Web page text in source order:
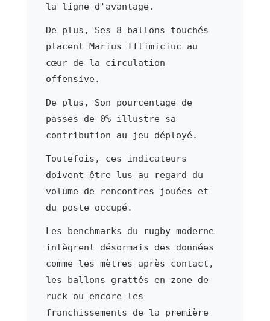
la ligne d'avantage.
De plus, Ses 8 ballons touchés
placent Marius Iftimiciuc au
cœur de la circulation
offensive.
De plus, Son pourcentage de
passes de 0% illustre sa
contribution au jeu déployé.
Toutefois, ces indicateurs
doivent être lus au regard du
volume de rencontres jouées et
du poste occupé.
Les benchmarks du rugby moderne
intègrent désormais des données
comme les mètres après contact,
les ballons grattés en zone de
ruck ou encore les
franchissements de la première